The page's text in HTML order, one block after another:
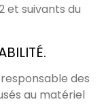
et suivants du
des
au matériel